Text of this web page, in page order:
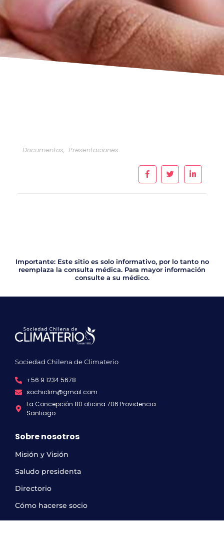
Documentos, Presentaciones
Importante: Este sitio es solo informativo, por lo tanto no
reemplaza la consulta médica. Para mayor información
consulte a su médico.
Sociedad Chilena de Climaterio
+56 9 1234 5678
sochiclim@gmail.com
La Concepción 80 oficina 706 Providencia
Santiago
Sobre nosotros
Misión y Visión
Saludo presidenta
Directorio
Cómo hacerse socio